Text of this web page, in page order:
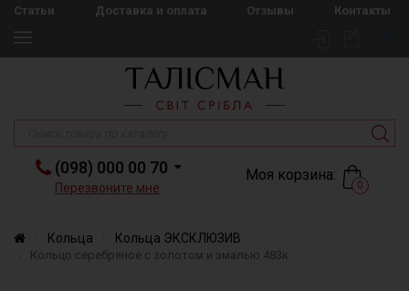
Статьи Доставка и оплата Отзывы Контакты
(098) 000 00 70
Перезвоните мне
Моя корзина:
0
Кольца Кольца ЭКСКЛЮЗИВ
Кольцо серебряное с золотом и эмалью 483к